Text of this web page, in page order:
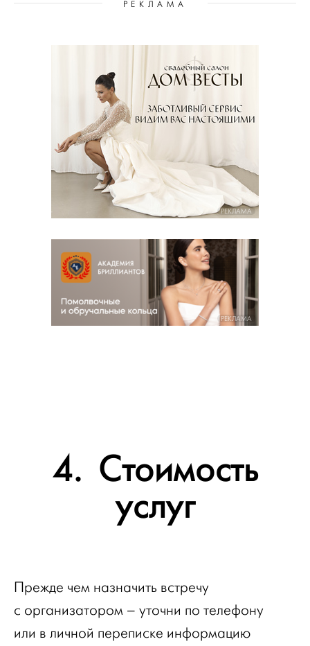
РЕКЛАМА
РЕКЛАМА
РЕКЛАМА
4. Стоимость
услуг
Прежде чем назначить встречу
с организатором – уточни по телефону
или в личной переписке информацию